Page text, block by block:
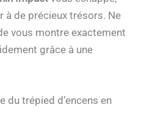
à de précieux trésors. Ne
vous montre exactement
grâce à une
du trépied d’encens en